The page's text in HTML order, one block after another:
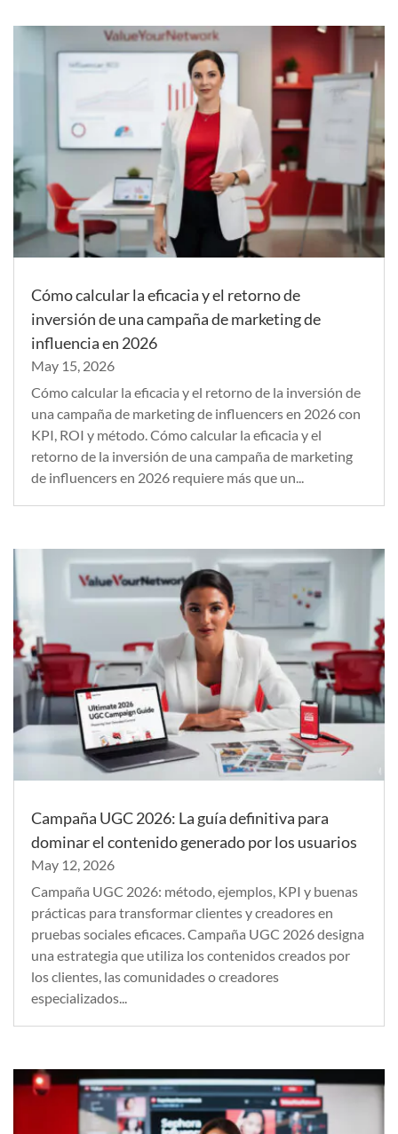
Cómo calcular la eficacia y el retorno de
inversión de una campaña de marketing de
influencia en 2026
May 15, 2026
Cómo calcular la eficacia y el retorno de la inversión de
una campaña de marketing de influencers en 2026 con
KPI, ROI y método. Cómo calcular la eficacia y el
retorno de la inversión de una campaña de marketing
de influencers en 2026 requiere más que un...
Campaña UGC 2026: La guía definitiva para
dominar el contenido generado por los usuarios
May 12, 2026
Campaña UGC 2026: método, ejemplos, KPI y buenas
prácticas para transformar clientes y creadores en
pruebas sociales eficaces. Campaña UGC 2026 designa
una estrategia que utiliza los contenidos creados por
los clientes, las comunidades o creadores
especializados...